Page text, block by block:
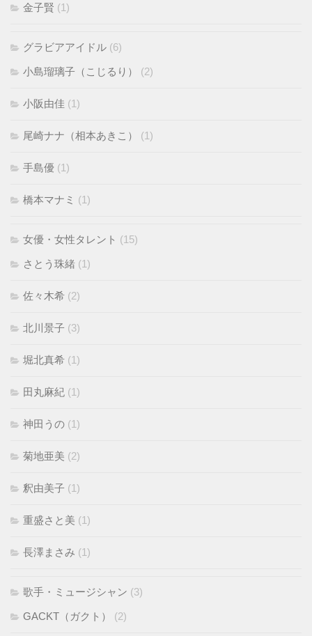
金子賢 (1)
グラビアアイドル (6)
小島瑠璃子（こじるり） (2)
小阪由佳 (1)
尾崎ナナ（相本あきこ） (1)
手島優 (1)
橋本マナミ (1)
女優・女性タレント (15)
さとう珠緒 (1)
佐々木希 (2)
北川景子 (3)
堀北真希 (1)
田丸麻紀 (1)
神田うの (1)
菊地亜美 (2)
釈由美子 (1)
重盛さと美 (1)
長澤まさみ (1)
歌手・ミュージシャン (3)
GACKT（ガクト） (2)